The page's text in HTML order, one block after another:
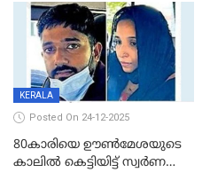
KERALA
Posted On 24-12-2025
80കാരിയെ ഊൺമേശയുടെ
കാലിൽ കെട്ടിയിട്ട് സ്വർണവും